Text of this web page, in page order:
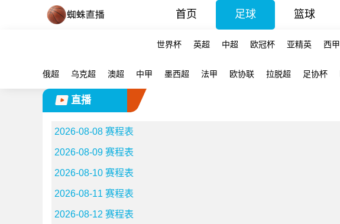
首页 足球 篮球
世界杯 英超 中超 欧冠杯 亚精英 西甲
俄超 乌克超 澳超 中甲 墨西超 法甲 欧协联 拉脱超 足协杯
直播
2026-08-08 赛程表
2026-08-09 赛程表
2026-08-10 赛程表
2026-08-11 赛程表
2026-08-12 赛程表